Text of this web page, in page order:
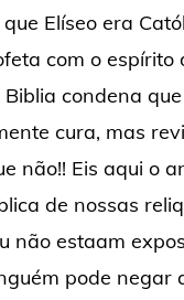
Elíseo era
com o espírito
condena
cura, mas
não!! Eis aqui o
de nossas
não estaam
pode negar